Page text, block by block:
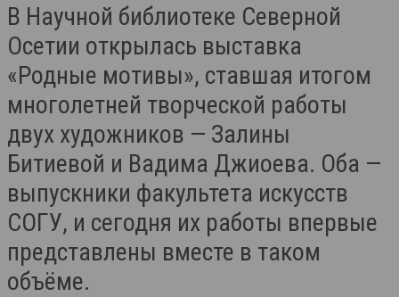
В Научной библиотеке Северной
Осетии открылась выставка
«Родные мотивы», ставшая итогом
многолетней творческой работы
двух художников — Залины
Битиевой и Вадима Джиоева. Оба —
выпускники факультета искусств
СОГУ, и сегодня их работы впервые
представлены вместе в таком
объёме.